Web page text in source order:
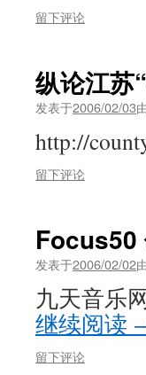
留下评论
纵论江苏
发表于2006/02/03
http://
留下评论
Focus50
发表于2006/02/02
九天音乐
继续阅读
留下评论